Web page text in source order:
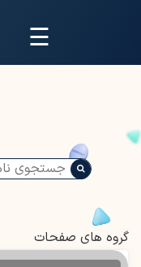
☰
گروه های صفحات